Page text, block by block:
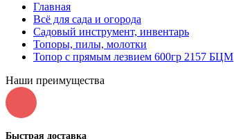
Главная
Всё для сада и огорода
Садовый инструмент, инвентарь
Топоры, пилы, молотки
Топор с прямым лезвием 600гр 2157 БЦМ
Наши преимущества
Быстрая доставка